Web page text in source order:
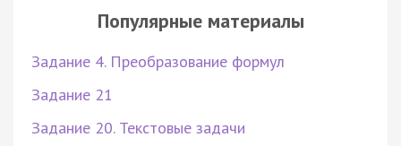
Популярные материалы
Задание 4. Преобразование формул
Задание 21
Задание 20. Текстовые задачи